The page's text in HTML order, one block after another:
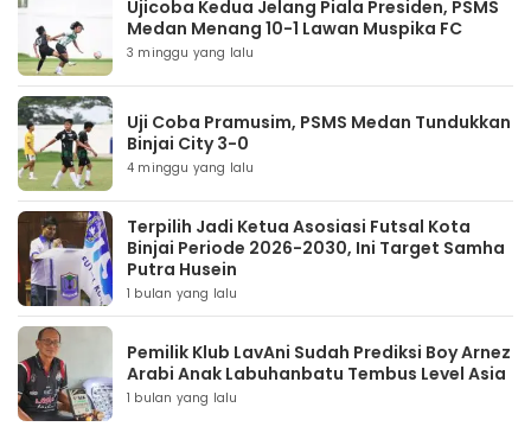
Ujicoba Kedua Jelang Piala Presiden, PSMS
Medan Menang 10-1 Lawan Muspika FC
3 minggu yang lalu
Uji Coba Pramusim, PSMS Medan Tundukkan
Binjai City 3-0
4 minggu yang lalu
Terpilih Jadi Ketua Asosiasi Futsal Kota
Binjai Periode 2026-2030, Ini Target Samha
Putra Husein
1 bulan yang lalu
Pemilik Klub LavAni Sudah Prediksi Boy Arnez
Arabi Anak Labuhanbatu Tembus Level Asia
1 bulan yang lalu